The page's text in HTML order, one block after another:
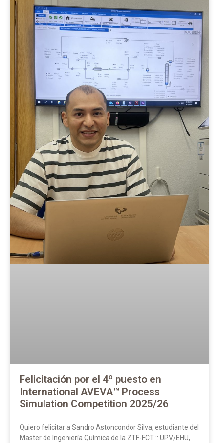
Felicitación por el 4º puesto en
International AVEVA™ Process
Simulation Competition 2025/26
Quiero felicitar a Sandro Astoncondor Silva, estudiante del
Master de Ingeniería Química de la ZTF-FCT :: UPV/EHU,